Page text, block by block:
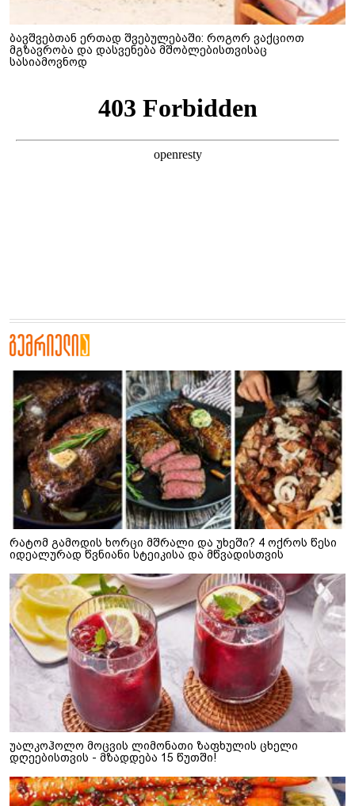
ბავშვებთან ერთად შვებულებაში: როგორ ვაქციოთ
მგზავრობა და დასვენება მშობლებისთვისაც
სასიამოვნოდ
რატომ გამოდის ხორცი მშრალი და უხეში? 4 ოქროს წესი
იდეალურად წვნიანი სტეიკისა და მწვადისთვის
უალკოჰოლო მოცვის ლიმონათი ზაფხულის ცხელი
დღეებისთვის - მზადდება 15 წუთში!